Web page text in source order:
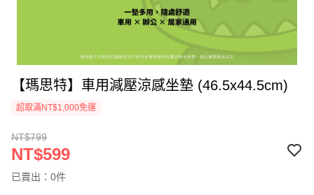
【瑪思特】車用減壓涼感坐墊 (46.5x44.5cm)
超取滿NT$1,000免運
NT$799
NT$599
已賣出：0件